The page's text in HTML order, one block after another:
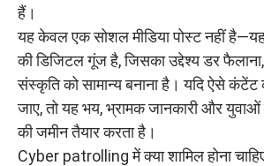
हैं।
यह केवल एक सोशल मीडिया पोस्ट नहीं
की डिजिटल गूंज है, जिसका उद्देश्य डर
संस्कृति को सामान्य बनाना है। यदि ऐसे
जाए, तो यह भय, भ्रामक जानकारी और
की जमीन तैयार करता है।
Cyber patrolling में क्या शामिल होना